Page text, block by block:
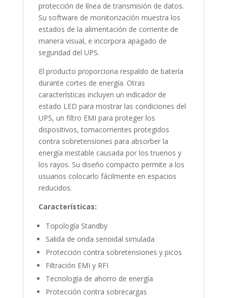
protección de línea de transmisión de datos.
Su software de monitorización muestra los
estados de la alimentación de corriente de
manera visual, e incorpora apagado de
seguridad del UPS.
El producto proporciona respaldo de batería
durante cortes de energía. Otras
características incluyen un indicador de
estado LED para mostrar las condiciones del
UPS, un filtro EMI para proteger los
dispositivos, tomacorrientes protegidos
contra sobretensiones para absorber la
energía inestable causada por los truenos y
los rayos. Su diseño compacto permite a los
usuarios colocarlo fácilmente en espacios
reducidos.
Características:
Topología Standby
Salida de onda senoidal simulada
Protección contra sobretensiones y picos
Filtración EMI y RFI
Tecnología de ahorro de energía
Protección contra sobrecargas